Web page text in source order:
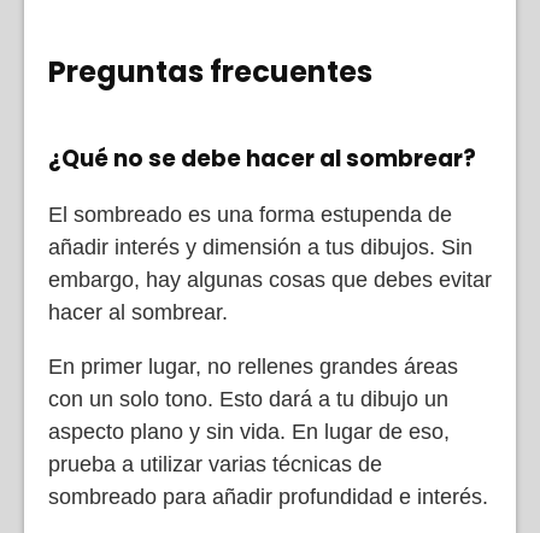
Preguntas frecuentes
¿Qué no se debe hacer al sombrear?
El sombreado es una forma estupenda de
añadir interés y dimensión a tus dibujos. Sin
embargo, hay algunas cosas que debes evitar
hacer al sombrear.
En primer lugar, no rellenes grandes áreas
con un solo tono. Esto dará a tu dibujo un
aspecto plano y sin vida. En lugar de eso,
prueba a utilizar varias técnicas de
sombreado para añadir profundidad e interés.